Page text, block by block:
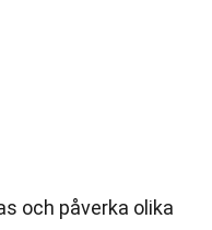
och påverka olika